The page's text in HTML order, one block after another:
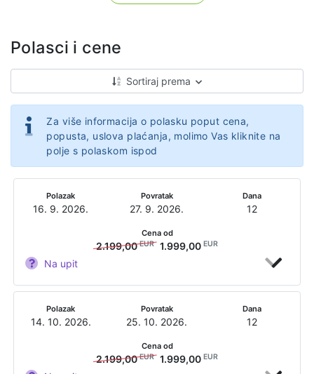
Polasci i cene
Sortiraj prema
Za više informacija o polasku poput cena,
popusta, uslova plaćanja, molimo Vas kliknite na
polje s polaskom ispod
Polazak
16. 9. 2026.
Povratak
27. 9. 2026.
Dana
12
Na upit
Cena od
2.199,00EUR 1.999,00 EUR
Polazak
14. 10. 2026.
Povratak
25. 10. 2026.
Dana
12
Cena od
2.199,00EUR 1.999,00 EUR